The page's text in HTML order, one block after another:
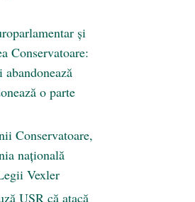
și
Conservatoare:
o parte
Conservatoare,
națională
Vexler
USR că atacă